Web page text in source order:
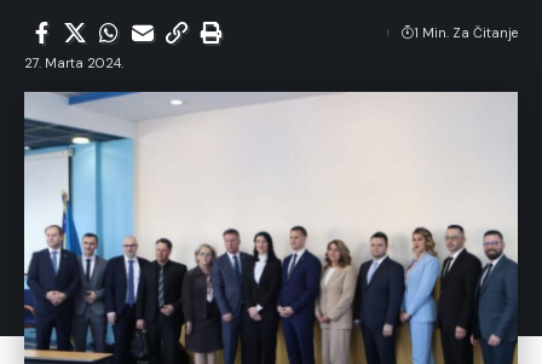
27. Marta 2024.
1 Min. Za Čitanje